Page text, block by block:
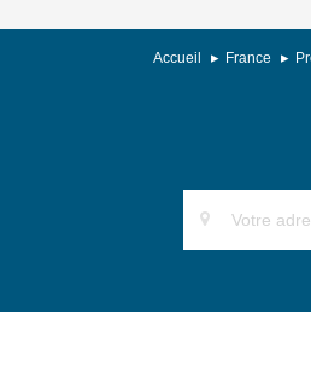
Accueil France